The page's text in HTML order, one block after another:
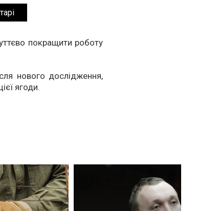
покращити роботу
нового дослідження,
ягоди.